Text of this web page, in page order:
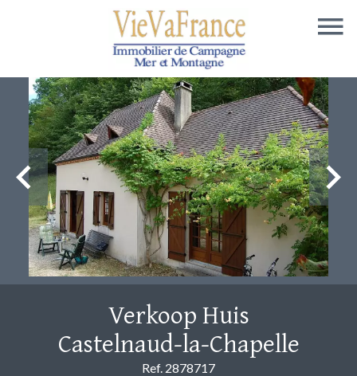
Verkoop Huis
Castelnaud-la-Chapelle
Ref. 2878717